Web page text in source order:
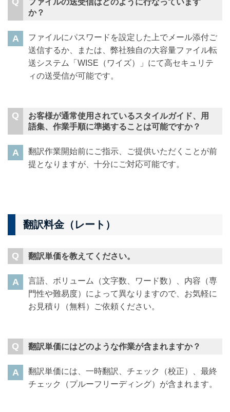
ファイルの送受信はどのように行なっています
か？
ファイルにパスワードを設定した上でメール添付ご
送信するか、または、弊社独自の大容量ファイル転
送システム「WISE（ワイズ）」にて高セキュリテ
ィの送受信が可能です。
お客様が通常使用されているスタイルガイド、用
語集、作業手順に準拠することは可能ですか？
翻訳作業開始前にご指示、ご提供いただくことが前
提となりますが、十分にご対応可能です。
翻訳料金（レート）
翻訳単価を教えてください。
言語、ボリューム（文字数、ワード数）、内容（専
門性や難易度）によって異なりますので、お気軽に
お見積り（無料）ご依頼ください。
翻訳単価にはどのような作業が含まれますか？
翻訳単価には、一時翻訳、チェック（校正）、最終
チェック（プルーフリーディング）が含まれます。